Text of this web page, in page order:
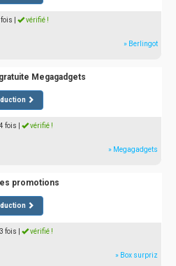
fois vérifié !
» Berlingot
Megagadgets
fois vérifié !
» Megagadgets
promotions
fois vérifié !
» Box surpriz